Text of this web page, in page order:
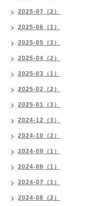
2025-07（2）
2025-06（1）
2025-05（3）
2025-04（2）
2025-03（1）
2025-02（2）
2025-01（3）
2024-12（3）
2024-10（2）
2024-09（1）
2024-08（1）
2024-07（1）
2024-06（2）